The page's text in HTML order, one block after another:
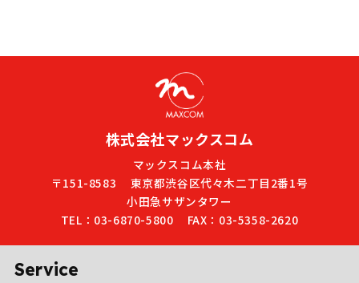
株式会社マックスコム
マックスコム本社
〒151-8583
東京都渋谷区代々木二丁目2番1号
小田急サザンタワー
TEL：03-6870-5800
FAX：03-5358-2620
Service